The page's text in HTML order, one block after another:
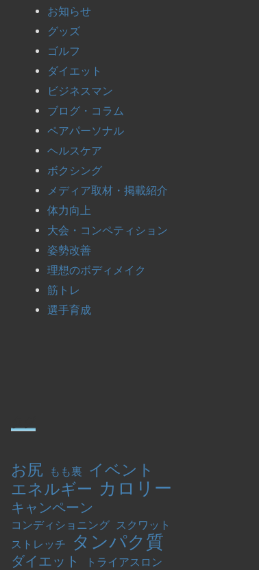
お知らせ
グッズ
ゴルフ
ダイエット
ビジネスマン
ブログ・コラム
ペアパーソナル
ヘルスケア
ボクシング
メディア取材・掲載紹介
体力向上
大会・コンペティション
姿勢改善
理想のボディメイク
筋トレ
選手育成
お尻 もも裏
イベント
エネルギー カロリー
キャンペーン
コンディショニング スクワット
ストレッチ
タンパク質
ダイエット
トライアスロン